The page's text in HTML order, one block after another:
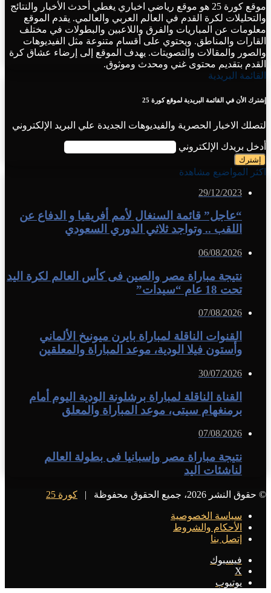
موقع كورة 25 هو موقع رياضي اخباري يغطي أحدث الأخبار والنتائج
والتحليلات لكرة القدم في العالم العربي والعالمي. يقدم الموقع
معلومات عن المباريات والفرق واللاعبين والبطولات في مختلف
القارات والمناطق. ويحتوي على أقسام متنوعة مثل الفيديوهات
والصور والمقالات والتصويتات. يهدف الموقع إلى إرضاء عشاق كرة
القدم بتقديم محتوى غني ومحدث وموثوق.
القائمة البريدية
إشترك الأن في القائمة البريدية لموقع كورة 25
لتصلك الاخبار الحصرية والفيديوهات الجديدة علي البريد الإلكتروني
أدخل بريدك الإلكتروني
اكثر المواضيع مشاهدة
29/12/2023
“عاجل” قائمة السنغال لأمم أفريقيا و الدفاع عن
اللقب .. وتواجد ثلاثي الدوري السعودي
06/08/2026
نتيجة مباراة مصر والصين فى كأس العالم لكرة اليد
تحت 18 عام “سيدات”
07/08/2026
القنوات الناقلة لمباراة بايرن ميونيخ الألماني
وأستون فيلا الودية، موعد المباراة والمعلقين
30/07/2026
القناة الناقلة لمباراة برشلونة الودية اليوم أمام
برمنغهام سيتى، موعد المباراة والمعلق
07/08/2026
نتيجة مباراة مصر وإسبانيا فى بطولة العالم
لناشئات اليد
© حقوق النشر 2026، جميع الحقوق محفوظة | كورة 25
سياسة الخصوصية
الأحكام والشروط
إتصل بنا
فيسبوك
X
يوتيوب